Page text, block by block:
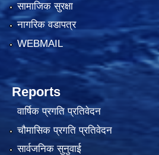
सामाजिक सुरक्षा
नागरिक वडापत्र
WEBMAIL
Reports
वार्षिक प्रगति प्रतिवेदन
चौमासिक प्रगति प्रतिवेदन
सार्वजनिक सुनुवाई